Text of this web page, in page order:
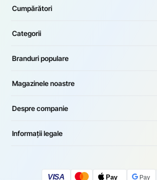
Cumpărători
Categorii
Branduri populare
Magazinele noastre
Despre companie
Informații legale
VISA Pay Pay